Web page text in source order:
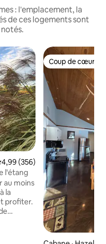
: l'emplacement, la
de ces logements sont
les plus aimés
moyenne de 4,99 sur 5,
4,99 (356)
l'étang
au moins
la
profiter.
Coup de cœur
Coup de cœur